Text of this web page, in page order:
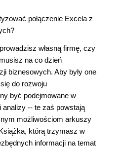
połączenie Excela z
własną firmę, czy
na co dzień
biznesowych. Aby były one
do rozwoju
być podejmowane w
analizy -- te zaś powstają
możliwościom arkuszy
którą trzymasz w
informacji na temat